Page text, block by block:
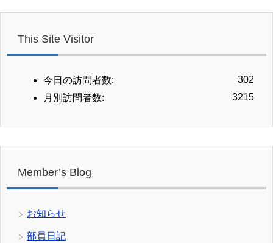
This Site Visitor
302
今日の訪問者数:
3215
月別訪問者数:
Member’s Blog
お知らせ
部員日記